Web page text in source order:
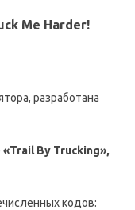
Me Harder!
разработана
«Trail By Trucking»,
кодов: